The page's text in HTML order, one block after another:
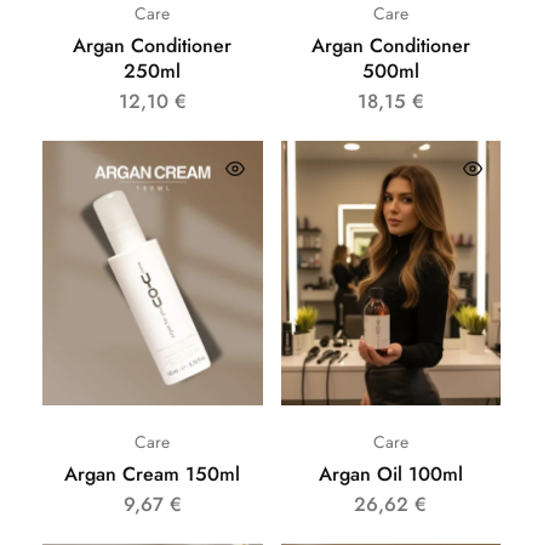
Care
Argan Conditioner
250ml
12,10 €
Care
Argan Conditioner
500ml
18,15 €
Care
Argan Cream 150ml
9,67 €
Care
Argan Oil 100ml
26,62€